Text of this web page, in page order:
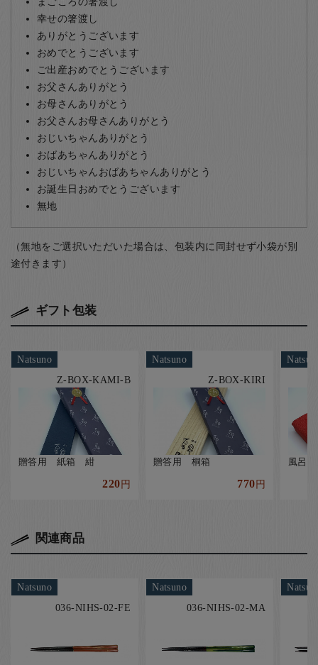
幸せの箸渡し
ありがとうございます
おめでとうございます
ご出産おめでとうございます
お父さんありがとう
お母さんありがとう
お父さんお母さんありがとう
おじいちゃんありがとう
おばあちゃんありがとう
おじいちゃんおばあちゃんありがとう
お誕生日おめでとうございます
無地
（無地をご選択いただいた場合は、包装内に同封せず小袋が別
途付きます）
ギフト包装
Natsuno
Z-BOX-KAMI-B
贈答用 紙箱 紺
220円
Natsuno
Z-BOX-KIRI
贈答用 桐箱
770円
風呂
関連商品
Natsuno
036-NIHS-02-FE
Natsuno
036-NIHS-02-MA